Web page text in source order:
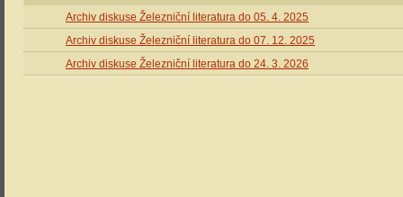
Archiv diskuse Železniční literatura do 05. 4. 2025
Archiv diskuse Železniční literatura do 07. 12. 2025
Archiv diskuse Železniční literatura do 24. 3. 2026